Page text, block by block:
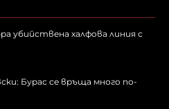
убийствена халфова линия с
Бурас се връща много по-